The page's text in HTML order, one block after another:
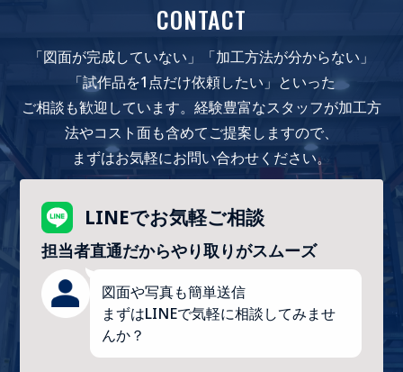
CONTACT
「図面が完成していない」「加工方法が分からない」
「試作品を1点だけ依頼したい」といった
ご相談も歓迎しています。経験豊富なスタッフが加工方
法やコスト面も含めてご提案しますので、
まずはお気軽にお問い合わせください。
LINEでお気軽ご相談
担当者直通だからやり取りがスムーズ
図面や写真も簡単送信
まずはLINEで気軽に相談してみませ
んか？